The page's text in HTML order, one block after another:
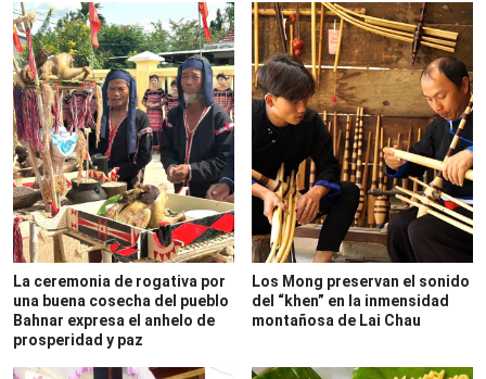
La ceremonia de rogativa por
una buena cosecha del pueblo
Bahnar expresa el anhelo de
prosperidad y paz
Los Mong preservan el sonido
del “khen” en la inmensidad
montañosa de Lai Chau